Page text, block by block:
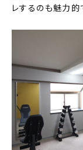
レするのも魅力的